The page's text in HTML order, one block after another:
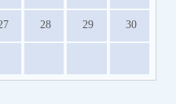
28 29 30